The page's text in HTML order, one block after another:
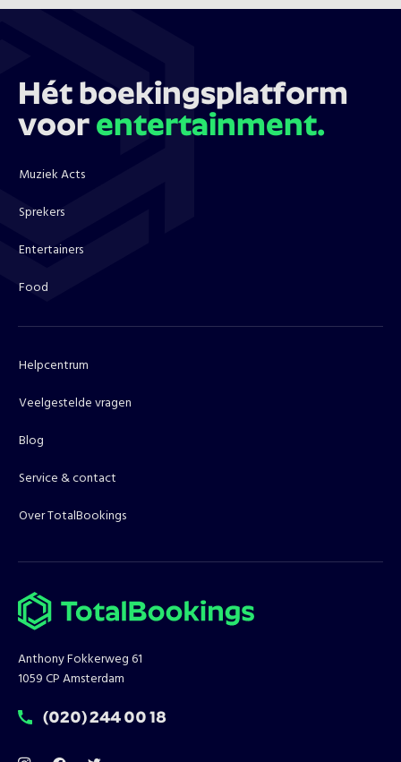
Hét boekingsplatform
voor entertainment.
Muziek Acts
Sprekers
Entertainers
Food
Helpcentrum
Veelgestelde vragen
Blog
Service & contact
Over TotalBookings
Anthony Fokkerweg 61
1059 CP Amsterdam
T:
(020) 244 00 18